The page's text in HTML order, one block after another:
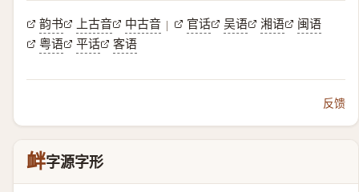
韵书 上古音 中古音 | 官话 吴语 湘语
闽语
粤语
平话 客语
反馈
衅字源字形